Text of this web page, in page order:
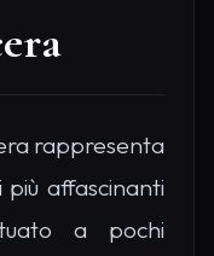
rappresenta
più affascinanti
a pochi